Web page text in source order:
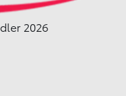
2026